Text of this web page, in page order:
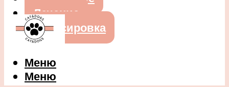
Лечение
Дрессировка
Меню
Меню